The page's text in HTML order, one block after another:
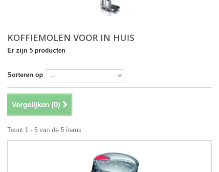
KOFFIEMOLEN VOOR IN HUIS
Er zijn 5 producten
Sorteren op
Vergelijken (0)
Toont 1 - 5 van de 5 items